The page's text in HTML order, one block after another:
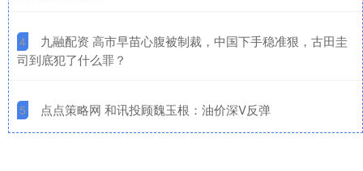
4
​九融配资 高市早苗心腹被制裁，中国下手稳准狠，古田圭
司到底犯了什么罪？
5 ​点点策略网 和讯投顾魏玉根：油价深V反弹